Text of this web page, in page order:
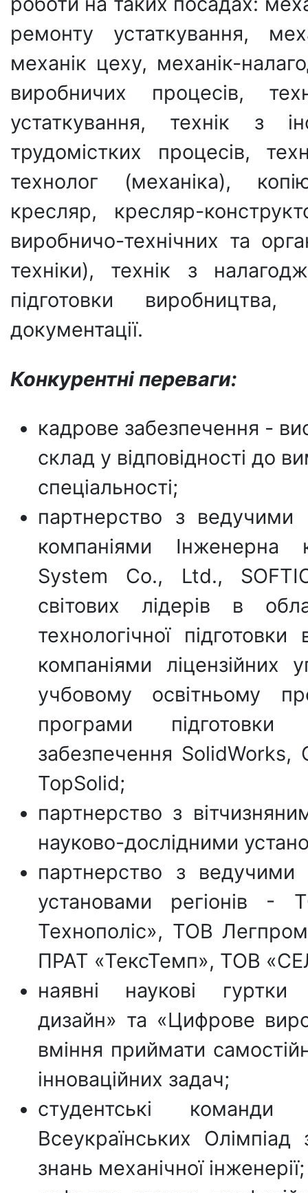
ремонту устаткування,
механік цеху, механік-
виробничих процесів,
устаткування, технік з
трудомістких процесів,
технолог (механіка),
кресляр, кресляр-
виробничо-технічних та
техніки), технік з
підготовки
документації.
Конкурентні переваги:
кадрове забезпечення -
склад у відповідності до
спеціальності;
партнерство з ведучими
компаніями Інженерна
System Co., Ltd.,
світових лідерів в
технологічної
компаніями ліцензійних
учбовому освітньому
програми підготовки
забезпечення
TopSolid;
партнерство з
науково-дослідними
партнерство з
установами регіонів -
Технополіс», ТОВ
ПРАТ «ТексТемп», ТОВ
наявні наукові гуртки
дизайн» та «Цифрове
вміння приймати
інноваційних задач;
студентські
Всеукраїнських Олімпіад
знань механічної інженерії;